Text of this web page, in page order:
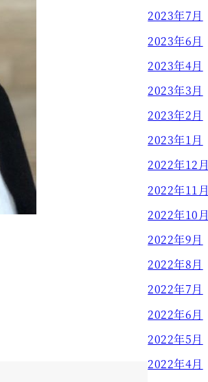
2023年7月
2023年6月
2023年4月
2023年3月
2023年2月
2023年1月
2022年12月
2022年11月
2022年10月
2022年9月
2022年8月
2022年7月
2022年6月
2022年5月
2022年4月